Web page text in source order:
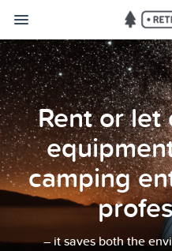
Rent or let
camping
– it saves both the